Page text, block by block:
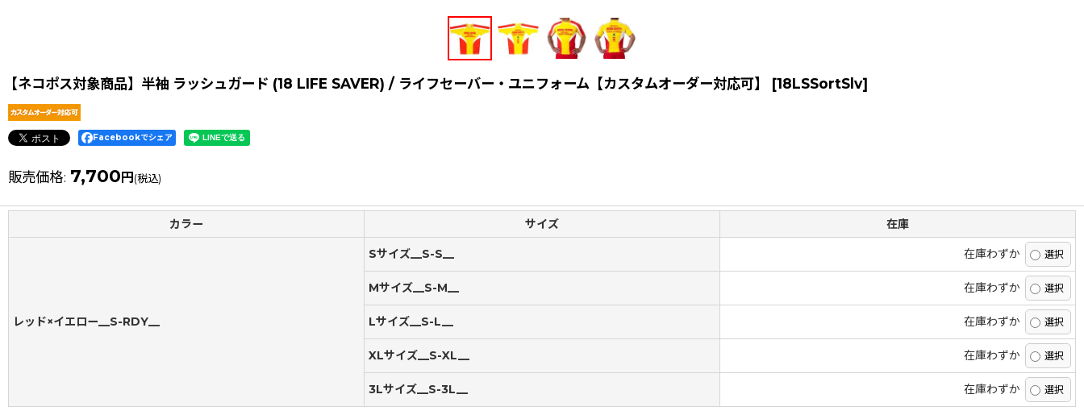
【ネコポス対象商品】半袖 ラッシュガード (18 LIFE SAVER) / ライフセーバー・ユニフォーム【カスタムオーダー対応可】 [18LSSortSlv]
Facebookでシェア
販売価格: 7,700 円 (税込)
カラー サイズ 在庫
レッド×イエロー__S-RDY__
Sサイズ__S-S__ 在庫わずか
Mサイズ__S-M__ 在庫わずか
Lサイズ__S-L__ 在庫わずか
XLサイズ__S-XL__ 在庫わずか
3Lサイズ__S-3L__ 在庫わずか